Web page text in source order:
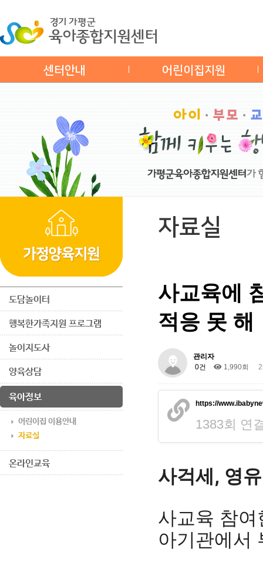
센터안내 어린이집지원
도담놀이터
행복한가족지원 프로그램
놀이지도사
양육상담
육아정보
어린이집 이용안내
자료실
온라인교육
자료실
사교육에
적응 못 해
관리자
0건
1,990회
https://
1383회 연
사걱세, 영
사교육 참
아기관에서